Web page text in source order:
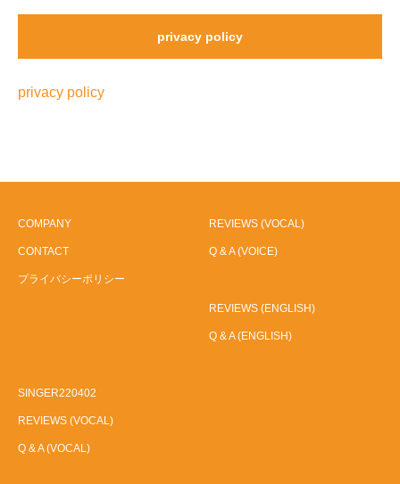
privacy policy
privacy policy
COMPANY
CONTACT
プライバシーポリシー
REVIEWS (VOCAL)
Q & A (VOICE)
REVIEWS (ENGLISH)
Q & A (ENGLISH)
SINGER220402
REVIEWS (VOCAL)
Q & A (VOCAL)